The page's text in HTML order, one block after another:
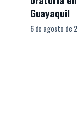
Guayaquil
6 de agosto de